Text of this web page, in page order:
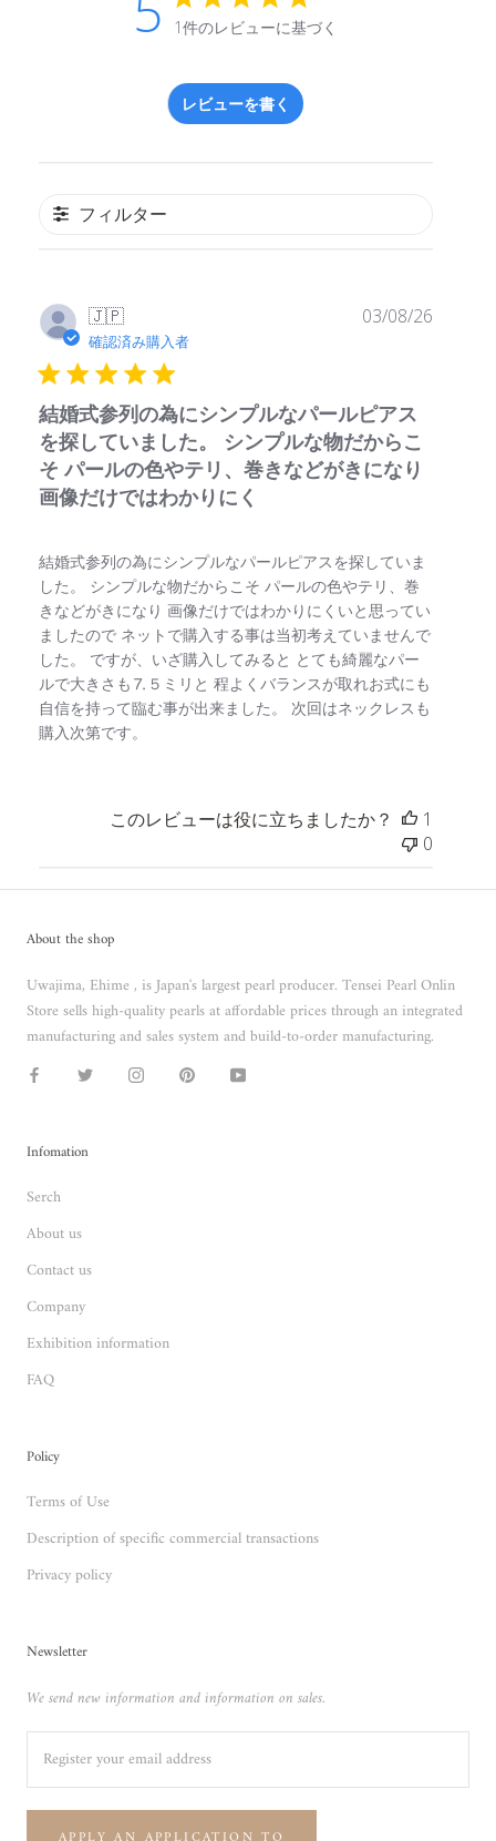
1件のレビューに基づく
レビューを書く
フィルター
🇯🇵
確認済み購入者
結婚式参列の為にシンプルなパールピアス
を探していました。 シンプルな物だからこ
そ パールの色やテリ、巻きなどがきになり
画像だけではわかりにく
結婚式参列の為にシンプルなパールピアスを探していま
した。 シンプルな物だからこそ パールの色やテリ、巻
きなどがきになり 画像だけではわかりにくいと思ってい
ましたので ネットで購入する事は当初考えていませんで
した。 ですが、いざ購入してみると とても綺麗なパー
ルで大きさも⒎５ミリと 程よくバランスが取れお式にも
自信を持って臨む事が出来ました。 次回はネックレスも
購入次第です。
公
03/08/26
このレビューは役に立ちましたか？
1
0
About the shop
Uwajima, Ehime , is Japan's largest pearl producer. Tensei Pearl Onlin
Store sells high-quality pearls at affordable prices through an integrated
manufacturing and sales system and build-to-order manufacturing.
Infomation
Serch
About us
Contact us
Company
Exhibition information
FAQ
Policy
Terms of Use
Description of specific commercial transactions
Privacy policy
Newsletter
We send new information and information on sales.